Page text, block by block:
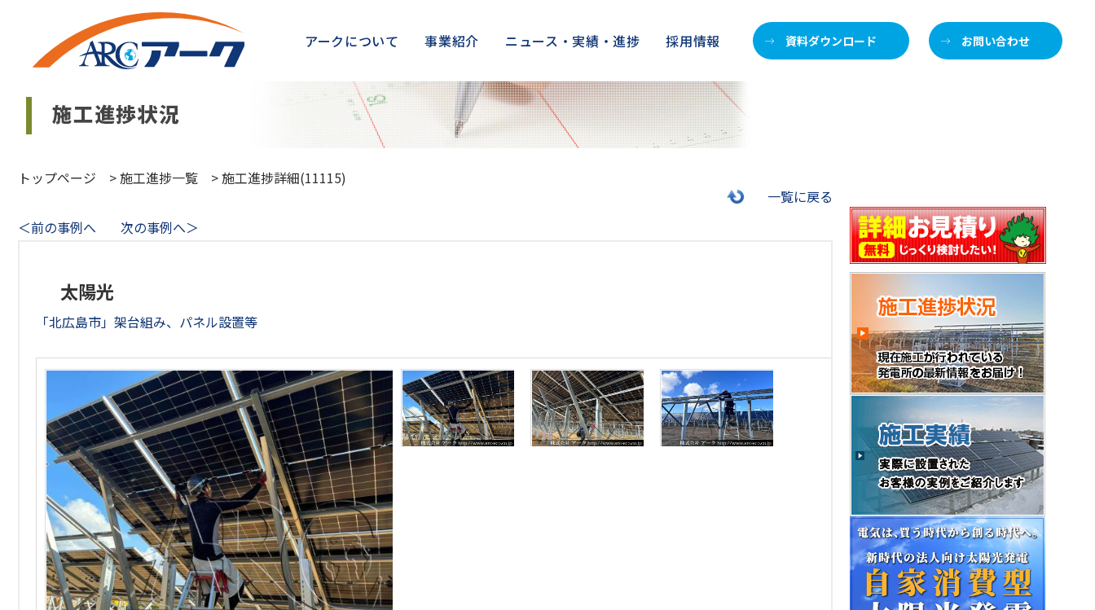
アークについて 事業紹介 ニュース・実績・進捗 採用情報 資料ダウンロード お問い合わせ
トップページ >施工進捗一覧 >施工進捗詳細(11115)
一覧に戻る
＜前の事例へ
次の事例へ＞
太陽光
「北広島市」架台組み、パネル設置等